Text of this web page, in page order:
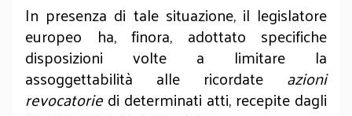
In presenza di tale situazione, il legislatore
europeo ha, finora, adottato specifiche
disposizioni volte a limitare la
assoggettabilità alle ricordate azioni
revocatoriedi determinati atti, recepite dagli